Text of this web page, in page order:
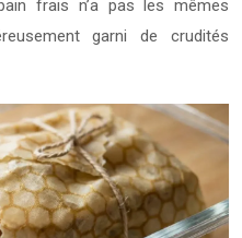
frais n’a pas les mêmes
garni de crudités